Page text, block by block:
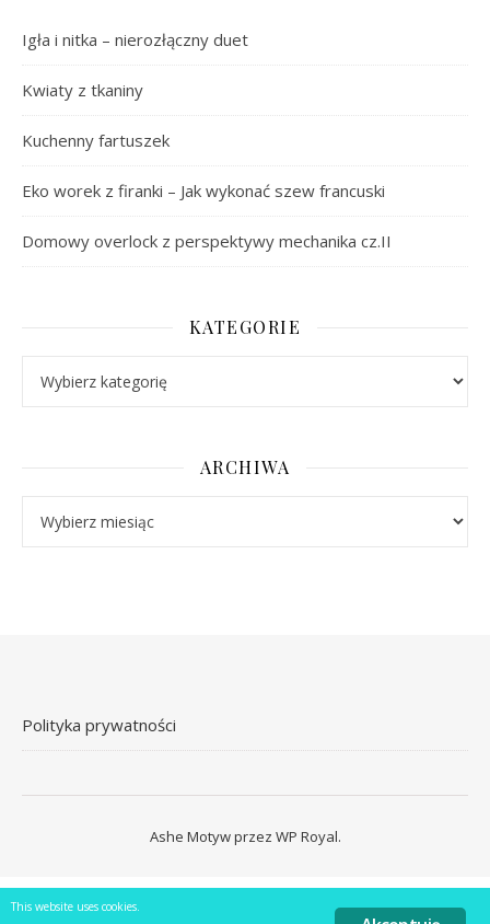
Igła i nitka – nierozłączny duet
Kwiaty z tkaniny
Kuchenny fartuszek
Eko worek z firanki – Jak wykonać szew francuski
Domowy overlock z perspektywy mechanika cz.II
KATEGORIE
ARCHIWA
Polityka prywatności
Ashe Motyw przez WP Royal.
This website uses cookies.